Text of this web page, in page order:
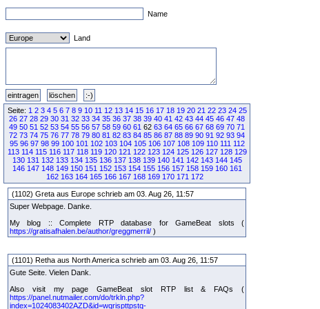
Name
Land
Seite: 1 2 3 4 5 6 7 8 9 10 11 12 13 14 15 16 17 18 19 20 21 22 23 24 25
26 27 28 29 30 31 32 33 34 35 36 37 38 39 40 41 42 43 44 45 46 47 48
49 50 51 52 53 54 55 56 57 58 59 60 61 62 63 64 65 66 67 68 69 70 71
72 73 74 75 76 77 78 79 80 81 82 83 84 85 86 87 88 89 90 91 92 93 94
95 96 97 98 99 100 101 102 103 104 105 106 107 108 109 110 111 112
113 114 115 116 117 118 119 120 121 122 123 124 125 126 127 128 129
130 131 132 133 134 135 136 137 138 139 140 141 142 143 144 145
146 147 148 149 150 151 152 153 154 155 156 157 158 159 160 161
162 163 164 165 166 167 168 169 170 171 172
(1102) Greta aus Europe schrieb am 03. Aug 26, 11:57
Super Webpage. Danke.
My blog :: Complete RTP database for GameBeat slots (
https://gratisafhalen.be/author/greggmerril/ )
(1101) Retha aus North America schrieb am 03. Aug 26, 11:57
Gute Seite. Vielen Dank.
Also visit my page GameBeat slot RTP list & FAQs (
https://panel.nutmailer.com/do/trkln.php?
index=1024083402AZD&id=wqrispttpstq-